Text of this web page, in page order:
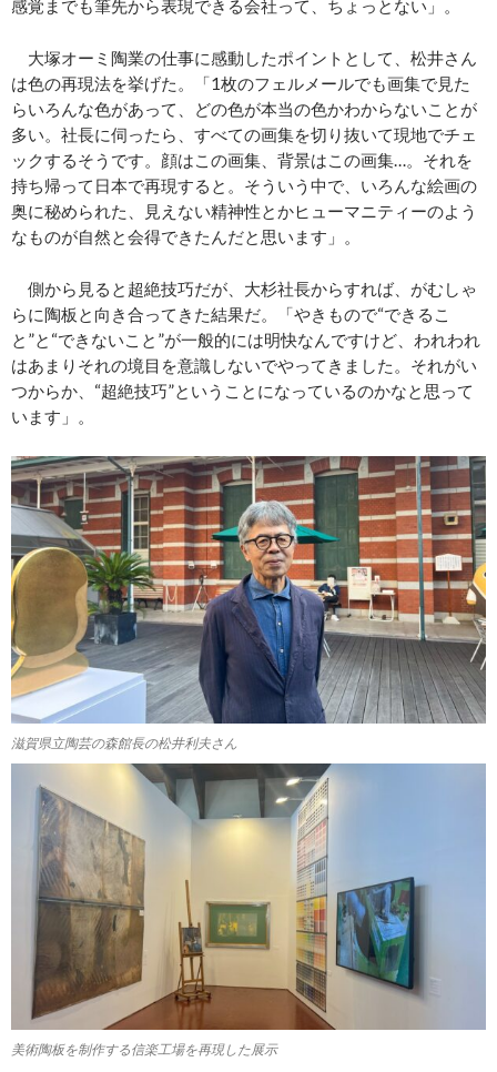
感覚までも筆先から表現できる会社って、ちょっとない」。
大塚オーミ陶業の仕事に感動したポイントとして、松井さん
は色の再現法を挙げた。「1枚のフェルメールでも画集で見た
らいろんな色があって、どの色が本当の色かわからないことが
多い。社長に伺ったら、すべての画集を切り抜いて現地でチェ
ックするそうです。顔はこの画集、背景はこの画集…。それを
持ち帰って日本で再現すると。そういう中で、いろんな絵画の
奥に秘められた、見えない精神性とかヒューマニティーのよう
なものが自然と会得できたんだと思います」。
側から見ると超絶技巧だが、大杉社長からすれば、がむしゃ
らに陶板と向き合ってきた結果だ。「やきもので“できるこ
と”と“できないこと”が一般的には明快なんですけど、われわれ
はあまりそれの境目を意識しないでやってきました。それがい
つからか、“超絶技巧”ということになっているのかなと思って
います」。
滋賀県立陶芸の森館長の松井利夫さん
美術陶板を制作する信楽工場を再現した展示